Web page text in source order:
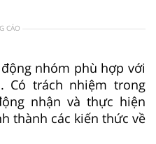
CÁO
nhóm phù hợp với
Có trách nhiệm trong
nhận và thực hiện
thành các kiến thức về